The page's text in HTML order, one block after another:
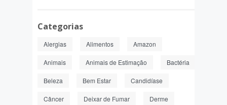
Categorias
Alergias Alimentos Amazon
Animais Animais de Estimação Bactéria
Beleza Bem Estar Candidíase
Câncer Deixar de Fumar Derme